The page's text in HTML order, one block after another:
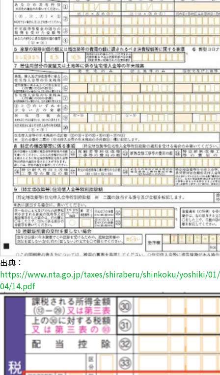
出典：
https://www.nta.go.jp/taxes/shiraberu/shinkoku/yoshiki/
04/14.pdf